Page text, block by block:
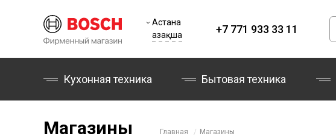
Астана
Қазақша
+7 771 933 33 11
Кухонная техника Бытовая техника
Магазины Главная Магазины